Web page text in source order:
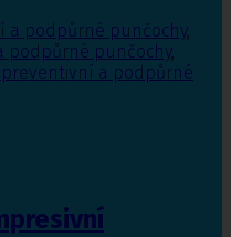
a podpůrné punčochy,
podpůrné punčochy,
a podpůrné